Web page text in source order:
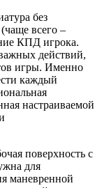
без
всего –
КПД игрока.
действий,
игры. Именно
каждый
настраиваемой
поверхность с
для
маневренной